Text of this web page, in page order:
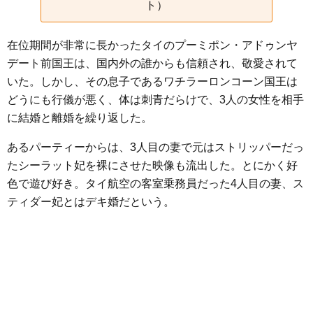
ト）
在位期間が非常に長かったタイのプーミポン・アドゥンヤ
デート前国王は、国内外の誰からも信頼され、敬愛されて
いた。しかし、その息子であるワチラーロンコーン国王は
どうにも行儀が悪く、体は刺青だらけで、3人の女性を相手
に結婚と離婚を繰り返した。
あるパーティーからは、3人目の妻で元はストリッパーだっ
たシーラット妃を裸にさせた映像も流出した。とにかく好
色で遊び好き。タイ航空の客室乗務員だった4人目の妻、ス
ティダー妃とはデキ婚だという。